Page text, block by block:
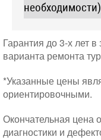
необходимости)
Гарантия до 3-х лет
варианта ремонта
*Указанные цены
ориентировочными.
Окончательная цена
диагностики и